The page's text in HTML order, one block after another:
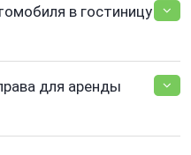
в гостиницу
для аренды